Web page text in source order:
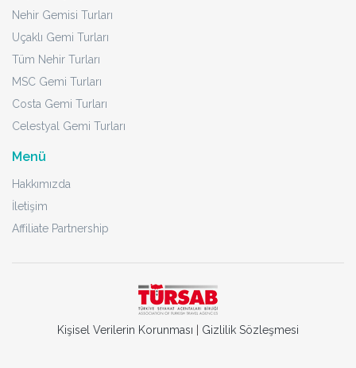
Nehir Gemisi Turları
Uçaklı Gemi Turları
Tüm Nehir Turları
MSC Gemi Turları
Costa Gemi Turları
Celestyal Gemi Turları
Menü
Hakkımızda
İletişim
Affiliate Partnership
Kişisel Verilerin Korunması Gizlilik Sözleşmesi